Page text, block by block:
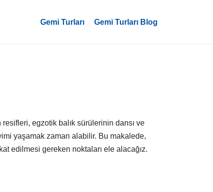
Gemi Turları Gemi Turları Blog
egzotik balık sürülerinin dansı ve
yaşamak zaman alabilir. Bu makalede,
edilmesi gereken noktaları ele alacağız.